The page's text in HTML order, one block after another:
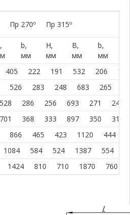
Пр 270º Пр 315º
b,
мм
H,
мм
В,
мм
b,
мм
405 222 191 532 206
175
526 283 248 683 265
528 286 256 693 271
242
701 368 333 897 350
315
866 465 423 1120 444
1084 584 524 1387 554
1424 810 710 1870 760